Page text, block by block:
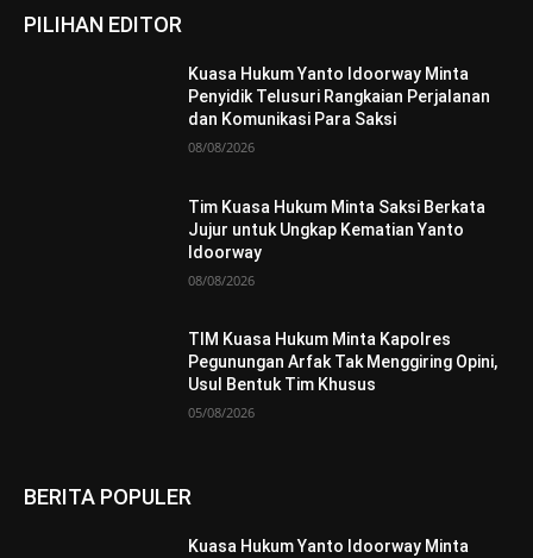
PILIHAN EDITOR
Kuasa Hukum Yanto Idoorway Minta
Penyidik Telusuri Rangkaian Perjalanan
dan Komunikasi Para Saksi
08/08/2026
Tim Kuasa Hukum Minta Saksi Berkata
Jujur untuk Ungkap Kematian Yanto
Idoorway
08/08/2026
TIM Kuasa Hukum Minta Kapolres
Pegunungan Arfak Tak Menggiring Opini,
Usul Bentuk Tim Khusus
05/08/2026
BERITA POPULER
Kuasa Hukum Yanto Idoorway Minta